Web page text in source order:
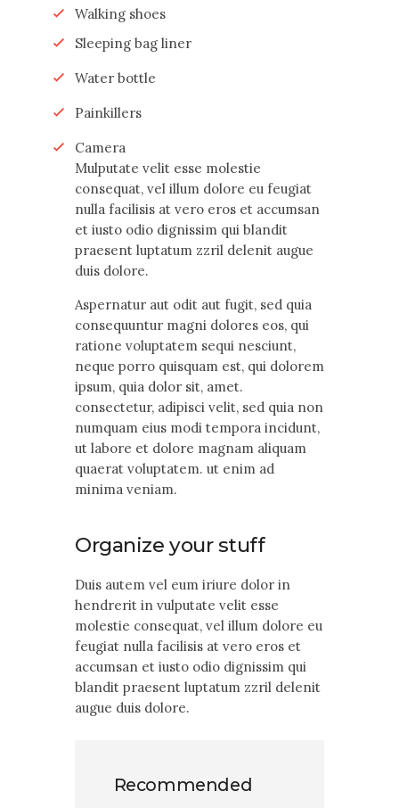
Walking shoes
Sleeping bag liner
Water bottle
Painkillers
Camera
Мulputate velit esse molestie
consequat, vel illum dolore eu feugiat
nulla facilisis at vero eros et accumsan
et iusto odio dignissim qui blandit
praesent luptatum zzril delenit augue
duis dolore.
Aspernatur aut odit aut fugit, sed quia
consequuntur magni dolores eos, qui
ratione voluptatem sequi nesciunt,
neque porro quisquam est, qui dolorem
ipsum, quia dolor sit, amet.
consectetur, adipisci velit, sed quia non
numquam eius modi tempora incidunt,
ut labore et dolore magnam aliquam
quaerat voluptatem. ut enim ad
minima veniam.
Organize your stuff
Duis autem vel eum iriure dolor in
hendrerit in vulputate velit esse
molestie consequat, vel illum dolore eu
feugiat nulla facilisis at vero eros et
accumsan et iusto odio dignissim qui
blandit praesent luptatum zzril delenit
augue duis dolore.
Recommended